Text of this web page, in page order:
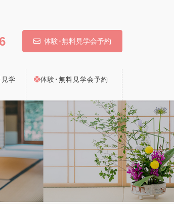
体験･無料見学会予約
学
体験･無料見学会予約